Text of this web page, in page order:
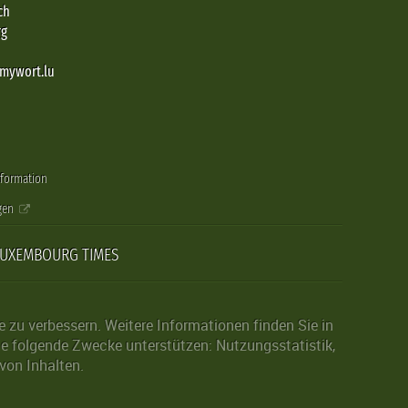
TIMES
verbessern. Weitere Informationen finden Sie in
folgende Zwecke unterstützen: Nutzungsstatistik,
Inhalten.